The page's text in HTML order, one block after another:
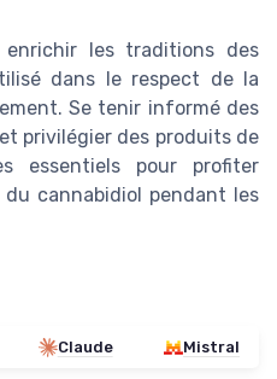
les traditions des
dans le respect de la
Se tenir informé des
privilégier des produits de
essentiels pour profiter
cannabidiol pendant les
Claude Mistral